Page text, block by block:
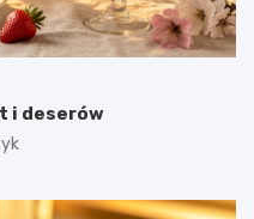
i deserów